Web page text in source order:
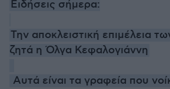
Ειδήσεις σήμερα:
Την αποκλειστική επιμέλεια
ζητά η Όλγα Κεφαλογιάννη
Αυτά είναι τα γραφεία που